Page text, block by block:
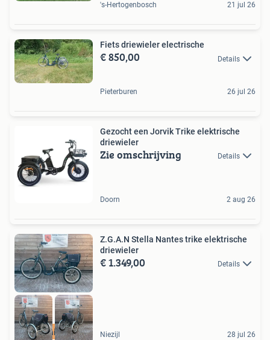
's-Hertogenbosch 21 jul 26
Fiets driewieler electrische
€ 850,00 Details
Pieterburen 26 jul 26
Gezocht een Jorvik Trike elektrische
driewieler
Zie omschrijving Details
Doorn 2 aug 26
als nieuw
Z.G.A.N Stella Nantes trike elektrische
driewieler
€ 1.349,00 Details
Niezijl 28 jul 26